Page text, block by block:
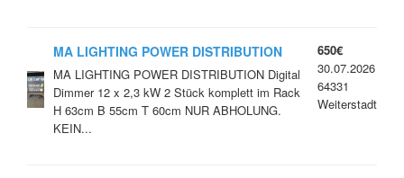
MA LIGHTING POWER DISTRIBUTION
Digital Dimmer 12 x 2,3 kW
MA LIGHTING POWER DISTRIBUTION Digital
Dimmer 12 x 2,3 kW 2 Stück komplett im Rack
H 63cm B 55cm T 60cm NUR ABHOLUNG.
KEIN...
650€
30.07.2026
64331
Weiterstadt